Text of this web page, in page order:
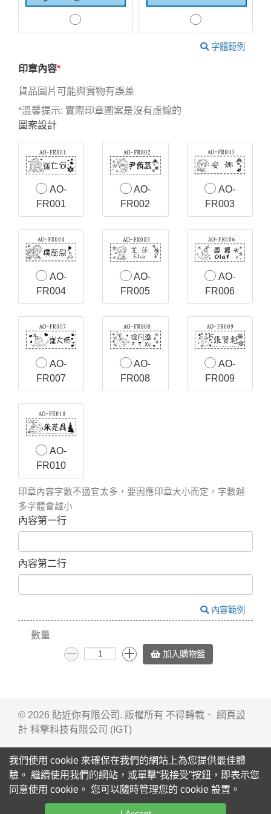
字體範例
印章內容
貨品圖片可能與實物有誤差
*溫馨提示: 實際印章圖案是沒有虛線的
圖案設計
AO-
FR001
AO-
FR002
AO-
FR003
AO-
FR004
AO-
FR005
AO-
FR006
AO-
FR007
AO-
FR008
AO-
FR009
AO-
FR010
印章內容字數不適宜太多，要因應印章大小而定，字數越
多字體會越小
內容第一行
內容第二行
內容範例
數量
加入購物籃
© 2026 貼近你有限公司. 版權所有 不得轉載． 網頁設
計 科擎科技有限公司 (IGT)
我們使用 cookie 來確保在我們的網站上為您提供最佳體
驗。 繼續使用我們的網站，或單擊“我接受”按鈕，即表示您
同意使用 cookie。 您可以隨時管理您的 cookie 設置。